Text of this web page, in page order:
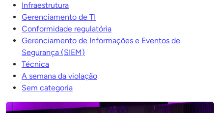
Infraestrutura
Gerenciamento de TI
Conformidade regulatória
Gerenciamento de Informações e Eventos de
Segurança (SIEM)
Técnica
A semana da violação
Sem categoria